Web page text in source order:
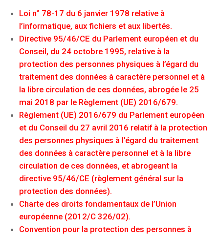
Loi n° 78-17 du 6 janvier 1978 relative à
l’informatique, aux fichiers et aux libertés.
Directive 95/46/CE du Parlement européen et du
Conseil, du 24 octobre 1995, relative à la
protection des personnes physiques à l’égard du
traitement des données à caractère personnel et à
la libre circulation de ces données, abrogée le 25
mai 2018 par le Règlement (UE) 2016/679.
Règlement (UE) 2016/679 du Parlement européen
et du Conseil du 27 avril 2016 relatif à la protection
des personnes physiques à l’égard du traitement
des données à caractère personnel et à la libre
circulation de ces données, et abrogeant la
directive 95/46/CE (règlement général sur la
protection des données).
Charte des droits fondamentaux de l’Union
européenne (2012/C 326/02).
Convention pour la protection des personnes à